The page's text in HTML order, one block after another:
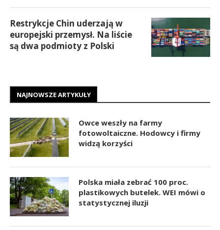
Restrykcje Chin uderzają w
europejski przemysł. Na liście
są dwa podmioty z Polski
NAJNOWSZE ARTYKUŁY
Owce weszły na farmy
fotowoltaiczne. Hodowcy i firmy
widzą korzyści
Polska miała zebrać 100 proc.
plastikowych butelek. WEI mówi o
statystycznej iluzji